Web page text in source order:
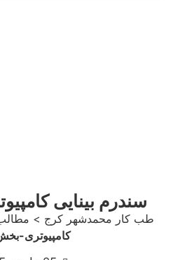
سندرم بینایی
طب کار محمدشهر کرج >
کامپیوتری-